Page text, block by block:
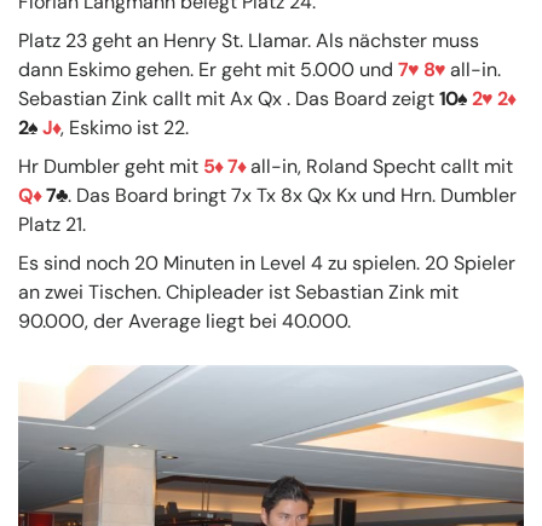
Platz 23 geht an Henry St. Llamar. Als nächster muss
dann Eskimo gehen. Er geht mit 5.000 und 7 8
all-in.
Sebastian Zink callt mit Ax Qx . Das Board zeigt10 2
2
2 J , Eskimo ist 22.
Hr Dumbler geht mit 5 7 all-in, Roland Specht callt mit
Q 7 . Das Board bringt 7x Tx 8x Qx Kx und Hrn. Dumbler
Platz 21.
Es sind noch 20 Minuten in Level 4 zu spielen. 20 Spieler
an zwei Tischen. Chipleader ist Sebastian Zink mit
90.000, der Average liegt bei 40.000.